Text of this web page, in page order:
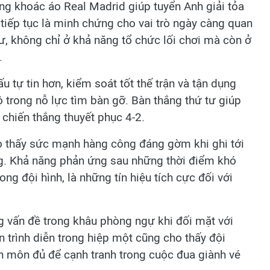
khoác áo Real Madrid giúp tuyển Anh giải tỏa
tục là minh chứng cho vai trò ngày càng quan
không chỉ ở khả năng tổ chức lối chơi mà còn ở
tự tin hơn, kiểm soát tốt thế trận và tận dụng
trong nỗ lực tìm bàn gỡ. Bàn thắng thứ tư giúp
thắng thuyết phục 4-2.
thấy sức mạnh hàng công đáng gờm khi ghi tới
năng phản ứng sau những thời điểm khó
đội hình, là những tín hiệu tích cực đối với
vấn đề trong khâu phòng ngự khi đối mặt với
trình diễn trong hiệp một cũng cho thấy đội
đủ để cạnh tranh trong cuộc đua giành vé